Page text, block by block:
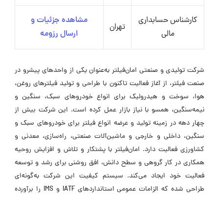
کارشناس حسابداری
مالی
تهران
مشاهده جزئیات و
ارسال رزومه
شرکت تولیدی و صنعتی امان‌فیلتر به‌عنوان یکی از واحدهای پیشرو در
صنعت فیلتر، از آغاز فعالیت تاکنون با طراحی و تولید فیلترهای روغن،
هوا، سوخت و هیدرولیک برای انواع خودروهای سبک، سنگین و
نیمه‌سنگین، همسو با نیاز بازار عمل کرده است. این شرکت بیش از
چهار دهه در زمینه تولید و عرضه انواع فیلتر برای خودروهای سبک و
سنگین، داخلی و خارجی و ماشین‌آلات صنعتی، راه‌سازی، معدنی و
کشاورزی فعالیت دارد. امان‌فیلتر با پشتکار و تلاش و افزایش روحیه
همکاری در کار گروهی و سطح دانش، افق روشنی برای رشد و توسعه
فعالیت خود ایجاد می‌کند. سیستم کیفیت این شرکت به‌گونه‌ای
طراحی شده که الزامات عمومی استانداردهای IATF و IMS را برآورده